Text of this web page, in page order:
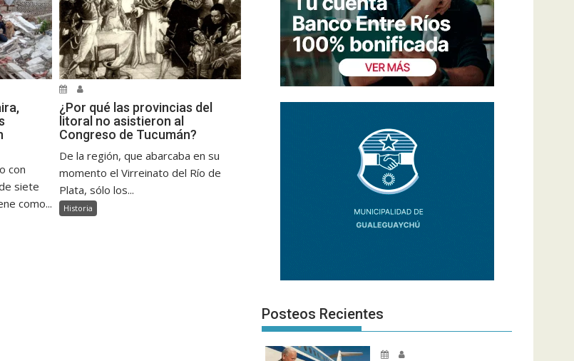
con
siete
como...
¿Por qué las provincias del
litoral no asistieron al
Congreso de Tucumán?
De la región, que abarcaba en su
momento el Virreinato del Río de
Plata, sólo los...
Historia
Posteos Recientes